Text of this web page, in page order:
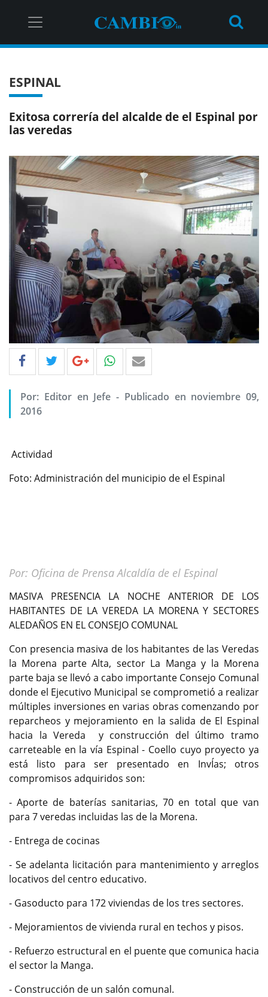
ESPINAL
Exitosa correría del alcalde de el Espinal por
las veredas
Por: Editor en Jefe - Publicado en noviembre 09,
2016
Actividad
Foto: Administración del municipio de el Espinal
Por: Oficina de Prensa Alcaldía de el Espinal
MASIVA PRESENCIA LA NOCHE ANTERIOR DE LOS
HABITANTES DE LA VEREDA LA MORENA Y SECTORES
ALEDAÑOS EN EL CONSEJO COMUNAL
Con presencia masiva de los habitantes de las Veredas
la Morena parte Alta, sector La Manga y la Morena
parte baja se llevó a cabo importante Consejo Comunal
donde el Ejecutivo Municipal se comprometió a realizar
múltiples inversiones en varias obras comenzando por
reparcheos y mejoramiento en la salida de El Espinal
hacia la Vereda y construcción del último tramo
carreteable en la vía Espinal - Coello cuyo proyecto ya
está listo para ser presentado en InvÍas; otros
compromisos adquiridos son:
- Aporte de baterías sanitarias, 70 en total que van
para 7 veredas incluidas las de la Morena.
- Entrega de cocinas
- Se adelanta licitación para mantenimiento y arreglos
locativos del centro educativo.
- Gasoducto para 172 viviendas de los tres sectores.
- Mejoramientos de vivienda rural en techos y pisos.
- Refuerzo estructural en el puente que comunica hacia
el sector la Manga.
- Construcción de un salón comunal.